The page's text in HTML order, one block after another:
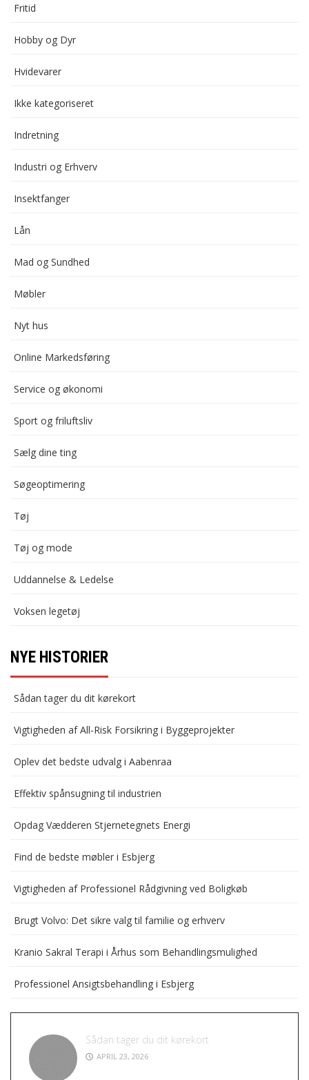
Fritid
Hobby og Dyr
Hvidevarer
Ikke kategoriseret
Indretning
Industri og Erhverv
Insektfanger
Lån
Mad og Sundhed
Møbler
Nyt hus
Online Markedsføring
Service og økonomi
Sport og friluftsliv
Sælg dine ting
Søgeoptimering
Tøj
Tøj og mode
Uddannelse & Ledelse
Voksen legetøj
NYE HISTORIER
Sådan tager du dit kørekort
Vigtigheden af All-Risk Forsikring i Byggeprojekter
Oplev det bedste udvalg i Aabenraa
Effektiv spånsugning til industrien
Opdag Vædderen Stjernetegnets Energi
Find de bedste møbler i Esbjerg
Vigtigheden af Professionel Rådgivning ved Boligkøb
Brugt Volvo: Det sikre valg til familie og erhverv
Kranio Sakral Terapi i Århus som Behandlingsmulighed
Professionel Ansigtsbehandling i Esbjerg
Sådan tager du dit kørekort
APRIL 23, 2026